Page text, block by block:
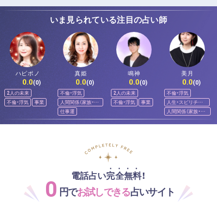
いま見られている注目の占い師
ハピポノ
0.0(0)
2人の未来
不倫・浮気
事業
真姫
0.0(0)
不倫・浮気
人間関係（家族・友
人）
仕事運
鳴神
0.0(0)
2人の未来
不倫・浮気
事業
美月
0.0(0)
不倫・浮気
人生・スピリチュ
アル
人間関係（家族・友
人）
電話占い完全無料！
0 円でお試しできる占いサイト